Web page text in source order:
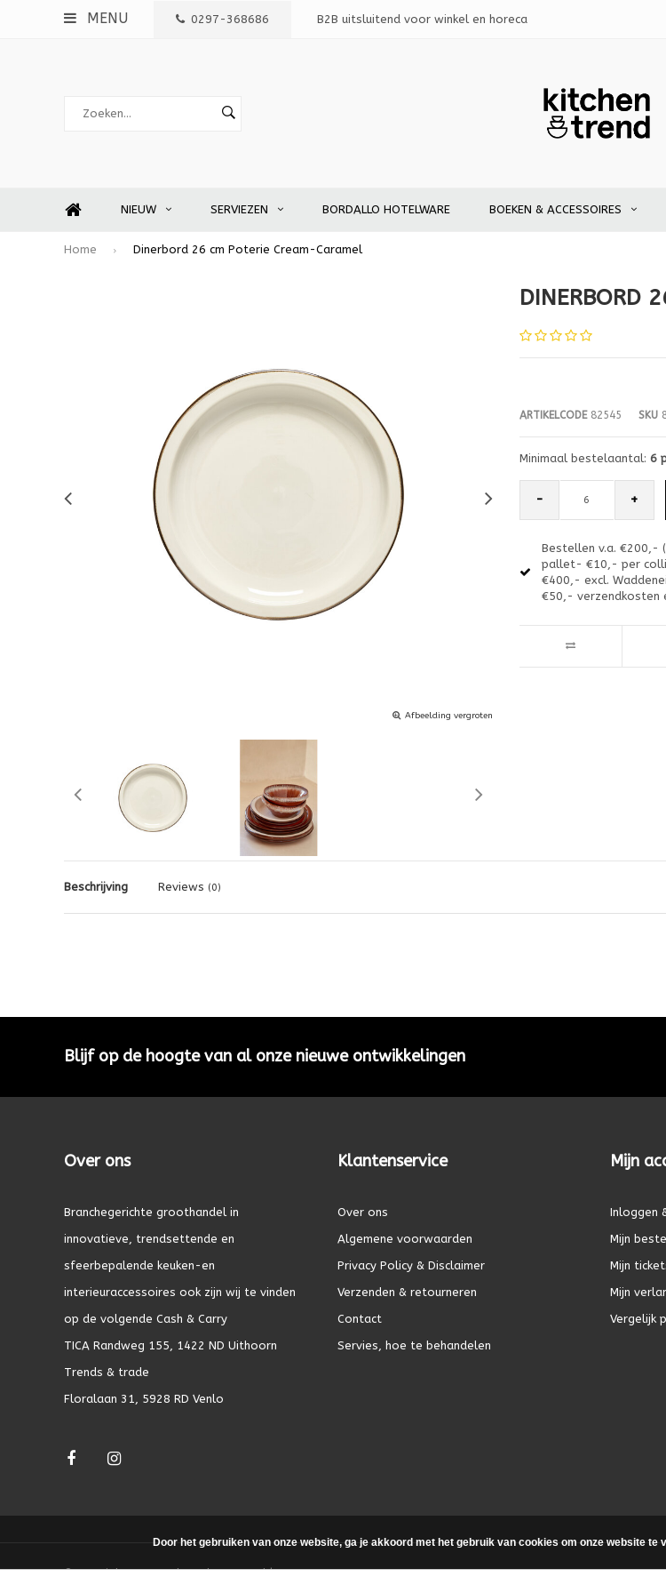
MENU 0297-368686 B2B uitsluitend voor winkel en horeca
NIEUW SERVIEZEN BORDALLO HOTELWARE BOEKEN & ACCESSOIRES
Home Dinerbord 26 cm Poterie Cream-Caramel
Afbeelding vergroten
DINERBORD
ARTIKELCODE82545 SKU
Minimaal bestelaantal: 6
- +
Bestellen v.a. €200,-
pallet- €10,- per
€400,- excl.
€50,- verzendkosten
Beschrijving Reviews (0)
Blijf op de hoogte van al onze nieuwe ontwikkelingen
Over ons
Branchegerichte groothandel in
innovatieve, trendsettende en
sfeerbepalende keuken-en
interieuraccessoires ook zijn wij te vinden
op de volgende Cash & Carry
TICA Randweg 155, 1422 ND Uithoorn
Trends & trade
Floralaan 31, 5928 RD Venlo
Klantenservice
Over ons
Algemene voorwaarden
Privacy Policy & Disclaimer
Verzenden & retourneren
Contact
Servies, hoe te behandelen
Mijn
Inloggen
Mijn
Mijn
Mijn
Vergelijk
© Copyright 2026 - Theme byDMWS.nl|
Door het gebruiken van onze website, ga je akkoord met het gebruik van cookies om onze website te